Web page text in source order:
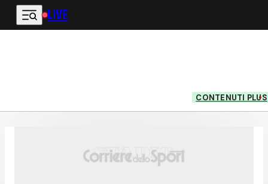
Vai al contenuto principale
LIVE
CONTENUTI PLUS